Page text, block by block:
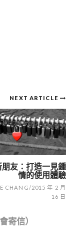
NEXT ARTICLE
朋友：打造一見鍾
情的使用體驗
CHANG/2015 年 2 月
16 日
寄信）